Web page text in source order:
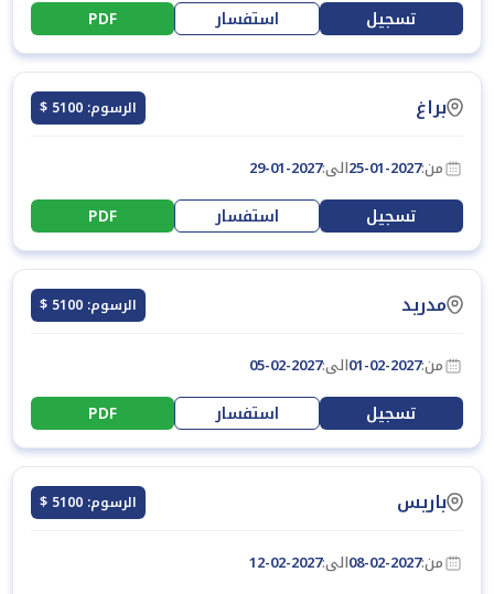
تسجيل استفسار PDF
براغ الرسوم: 5100 $
من:25-01-2027الى:29-01-2027
تسجيل استفسار PDF
مدريد الرسوم: 5100 $
من:01-02-2027الى:05-02-2027
تسجيل استفسار PDF
باريس الرسوم: 5100 $
من:08-02-2027الى:12-02-2027